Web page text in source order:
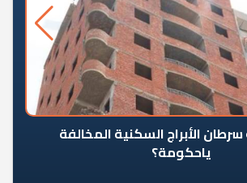
الأبراج السكنية المخالفة
ياحكومة؟